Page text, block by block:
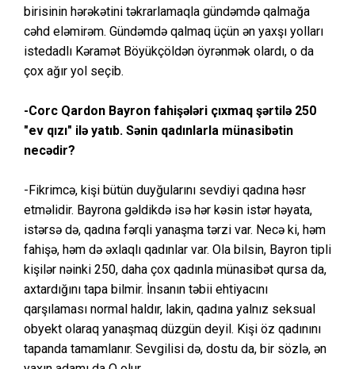
birisinin hərəkətini təkrarlamaqla gündəmdə qalmağa
cəhd eləmirəm. Gündəmdə qalmaq üçün ən yaxşı yolları
istedadlı Kəramət Böyükçöldən öyrənmək olardı, o da
çox ağır yol seçib.
-Corc Qardon Bayron fahişələri çıxmaq şərtilə 250
"ev qızı" ilə yatıb. Sənin qadınlarla münasibətin
necədir?
-Fikrimcə, kişi bütün duyğularını sevdiyi qadına həsr
etməlidir. Bayrona gəldikdə isə hər kəsin istər həyata,
istərsə də, qadına fərqli yanaşma tərzi var. Necə ki, həm
fahişə, həm də əxlaqlı qadınlar var. Ola bilsin, Bayron tipli
kişilər nəinki 250, daha çox qadınla münasibət qursa da,
axtardığını tapa bilmir. İnsanın təbii ehtiyacını
qarşılaması normal haldır, lakin, qadına yalnız seksual
obyekt olaraq yanaşmaq düzgün deyil. Kişi öz qadınını
tapanda tamamlanır. Sevgilisi də, dostu da, bir sözlə, ən